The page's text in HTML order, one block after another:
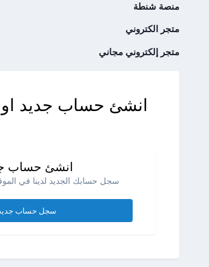
منصة شنطة
متجر الكتروني
متجر إلكتروني مجاني
انشئ حساب جديد او
انشئ حساب
سجل حسابك الجديد لدينا في
سجل حساب